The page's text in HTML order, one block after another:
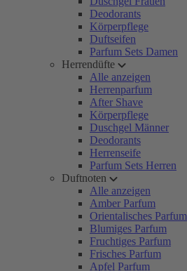
Deodorants
Körperpflege
Duftseifen
Parfum Sets Damen
Herrendüfte
Alle anzeigen
Herrenparfum
After Shave
Körperpflege
Duschgel Männer
Deodorants
Herrenseife
Parfum Sets Herren
Duftnoten
Alle anzeigen
Amber Parfum
Orientalisches Parfum
Blumiges Parfum
Fruchtiges Parfum
Frisches Parfum
Apfel Parfum